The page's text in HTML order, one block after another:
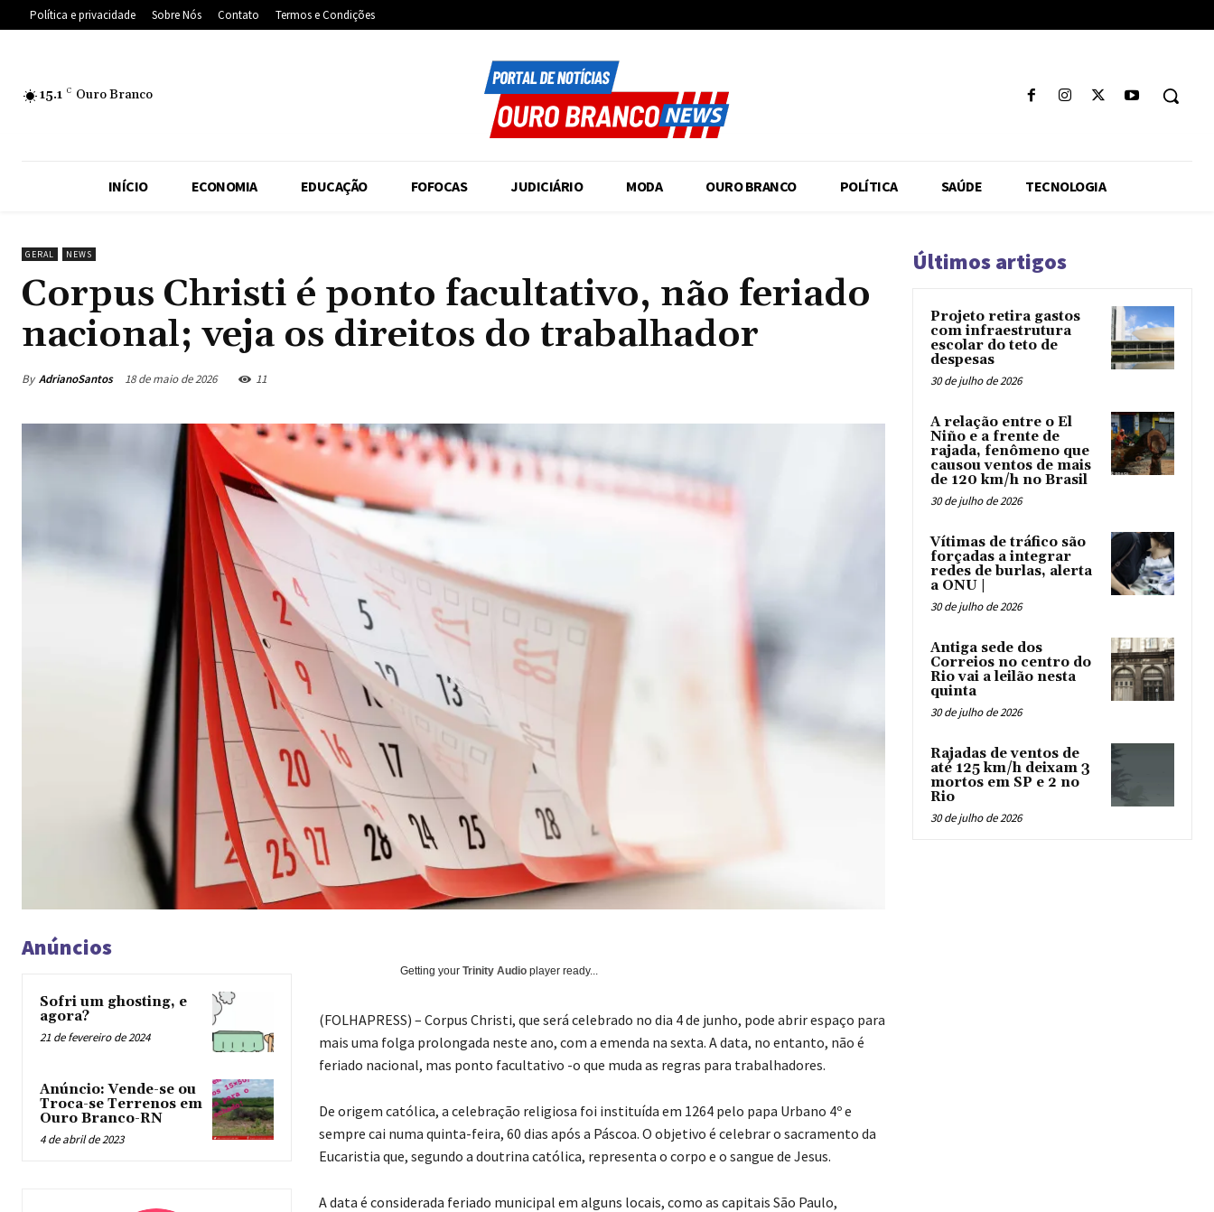
Política e privacidade Sobre Nós Contato Termos e Condições
15.1 C Ouro Branco
INÍCIO ECONOMIA EDUCAÇÃO FOFOCAS JUDICIÁRIO MODA OURO BRANCO POLÍTICA SAÚDE TECNOLOGIA
GERAL NEWS
Corpus Christi é ponto facultativo, não feriado
nacional; veja os direitos do trabalhador
By AdrianoSantos 18 de maio de 2026 11
Anúncios
Sofri um ghosting, e
agora?
21 de fevereiro de 2024
Anúncio: Vende-se ou
Troca-se Terrenos em
Ouro Branco-RN
4 de abril de 2023
Getting your Trinity Audioplayer ready...
(FOLHAPRESS) – Corpus Christi, que será celebrado no dia 4 de junho, pode abrir espaço para
mais uma folga prolongada neste ano, com a emenda na sexta. A data, no entanto, não é
feriado nacional, mas ponto facultativo -o que muda as regras para trabalhadores.
De origem católica, a celebração religiosa foi instituída em 1264 pelo papa Urbano 4º e
sempre cai numa quinta-feira, 60 dias após a Páscoa. O objetivo é celebrar o sacramento da
Eucaristia que, segundo a doutrina católica, representa o corpo e o sangue de Jesus.
A data é considerada feriado municipal em alguns locais, como as capitais São Paulo,
Últimos artigos
Projeto retira gastos
com infraestrutura
escolar do teto de
despesas
30 de julho de 2026
A relação entre o El
Niño e a frente de
rajada, fenômeno que
causou ventos de mais
de 120 km/h no Brasil
30 de julho de 2026
Vítimas de tráfico são
forçadas a integrar
redes de burlas, alerta
a ONU |
30 de julho de 2026
Antiga sede dos
Correios no centro do
Rio vai a leilão nesta
quinta
30 de julho de 2026
Rajadas de ventos de
até 125 km/h deixam 3
mortos em SP e 2 no
Rio
30 de julho de 2026